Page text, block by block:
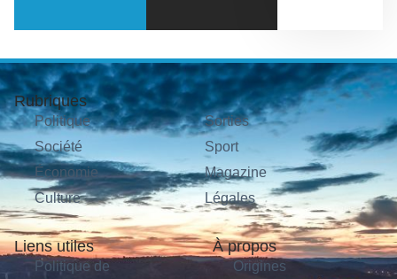
Rubriques
Politique
Société
Économie
Culture
Sorties
Sport
Magazine
Légales
Liens utiles
Politique de
À propos
Origines